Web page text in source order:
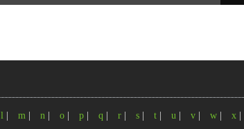
l m n o p q r s t u v w x